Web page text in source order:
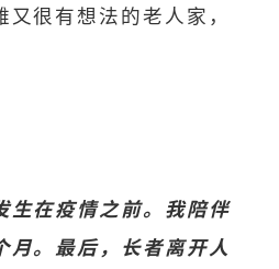
很有想法的老人家，
生在疫情之前。我陪伴
月。最后，长者离开人